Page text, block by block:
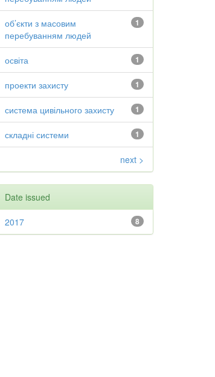
1
об’єкти з масовим
перебуванням людей
1
освіта
1
проекти захисту
1
система цивільного захисту
1
складні системи
next >
Date issued
8
2017